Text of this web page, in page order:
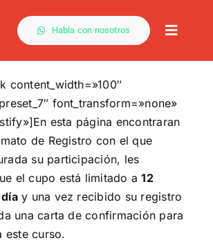
Habla con nosotros
Toggle
content_width=»100″
font_transform=»none»
esta página encontraran
de Registro con el que
su participación, les
el cupo está limitado a12
y una vez recibido su registro
una carta de confirmación para
este curso.